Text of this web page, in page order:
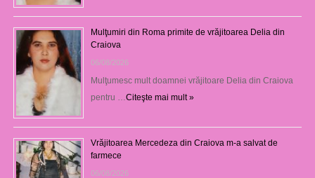
Mulţumiri din Roma primite de vrăjitoarea Delia din
Craiova
06/08/2026
Mulţumesc mult doamnei vrăjitoare Delia din Craiova
pentru … Citeşte mai mult »
Vrăjitoarea Mercedeza din Craiova m-a salvat de
farmece
06/08/2026